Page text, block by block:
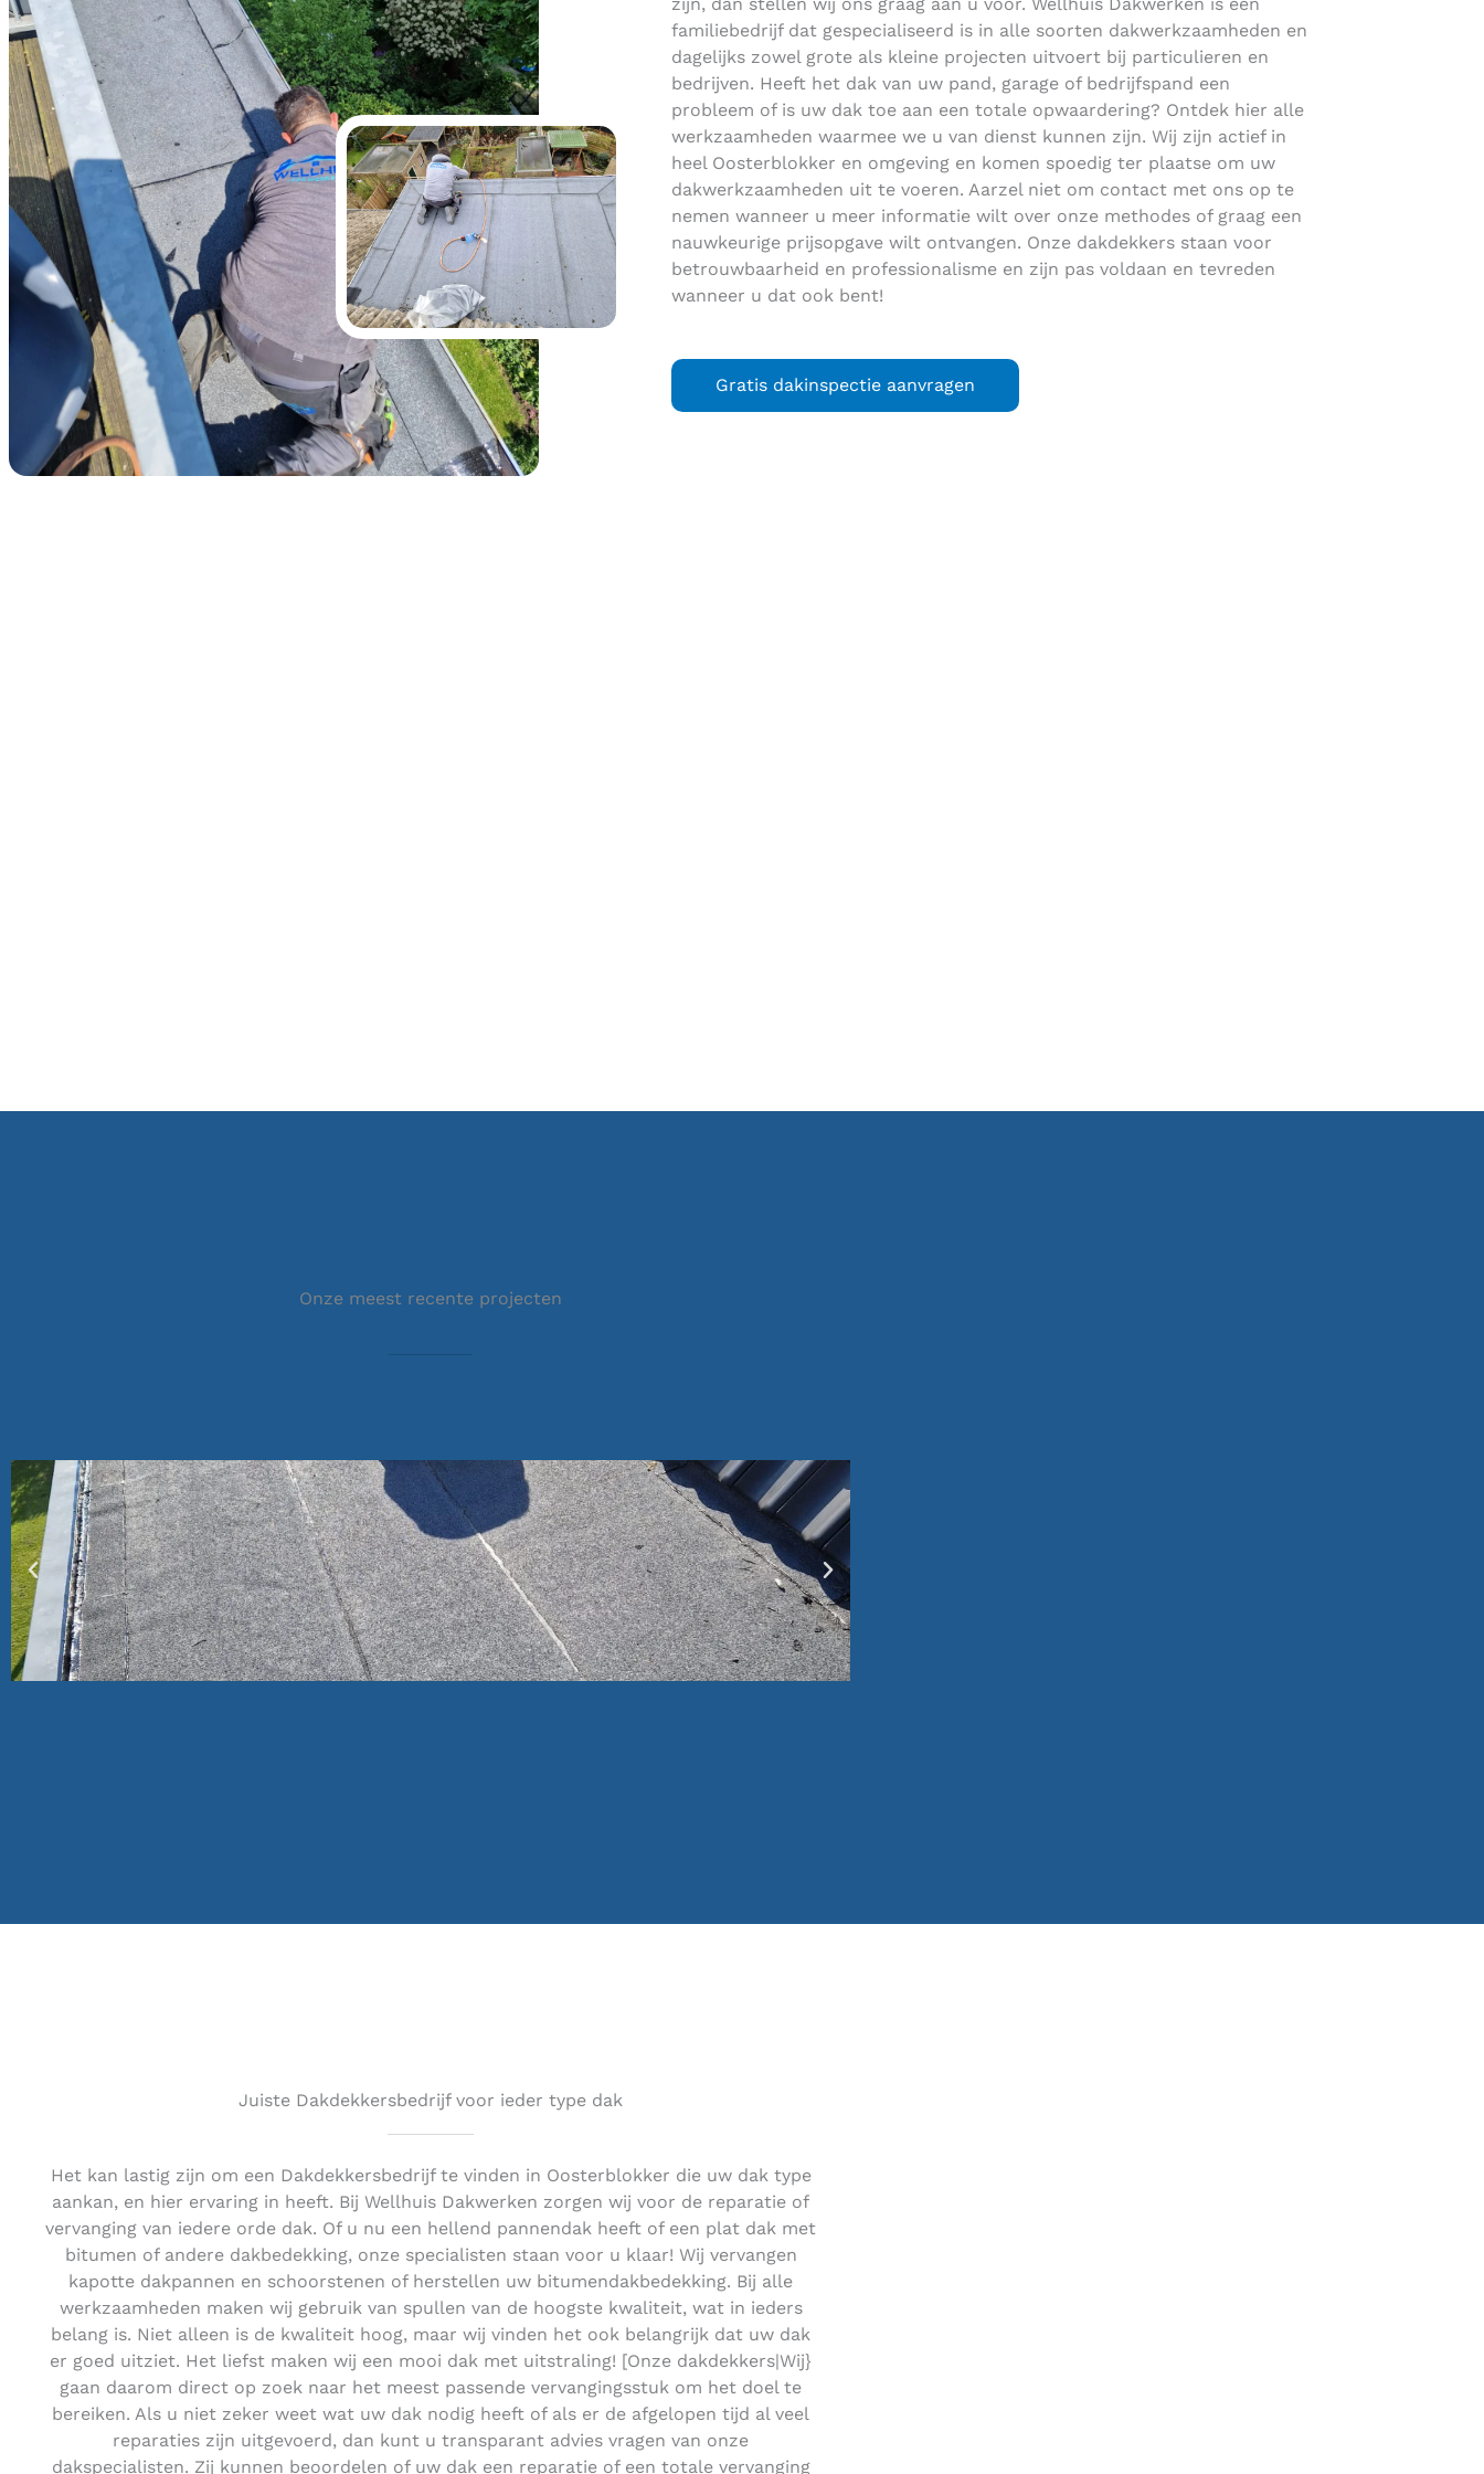
familiebedrijf dat gespecialiseerd is in alle soorten dakwerkzaamheden en
dagelijks zowel grote als kleine projecten uitvoert bij particulieren en
bedrijven. Heeft het dak van uw pand, garage of bedrijfspand een
probleem of is uw dak toe aan een totale opwaardering? Ontdek hier alle
werkzaamheden waarmee we u van dienst kunnen zijn. Wij zijn actief in
heel Oosterblokker en omgeving en komen spoedig ter plaatse om uw
dakwerkzaamheden uit te voeren. Aarzel niet om contact met ons op te
nemen wanneer u meer informatie wilt over onze methodes of graag een
nauwkeurige prijsopgave wilt ontvangen. Onze dakdekkers staan voor
betrouwbaarheid en professionalisme en zijn pas voldaan en tevreden
wanneer u dat ook bent!
Gratis dakinspectie aanvragen
Onze meest recente projecten
Juiste Dakdekkersbedrijf voor ieder type dak
Het kan lastig zijn om een Dakdekkersbedrijf te vinden in Oosterblokker die uw dak type
aankan, en hier ervaring in heeft. Bij Wellhuis Dakwerken zorgen wij voor de reparatie of
vervanging van iedere orde dak. Of u nu een hellend pannendak heeft of een plat dak met
bitumen of andere dakbedekking, onze specialisten staan voor u klaar! Wij vervangen
kapotte dakpannen en schoorstenen of herstellen uw bitumendakbedekking. Bij alle
werkzaamheden maken wij gebruik van spullen van de hoogste kwaliteit, wat in ieders
belang is. Niet alleen is de kwaliteit hoog, maar wij vinden het ook belangrijk dat uw dak
er goed uitziet. Het liefst maken wij een mooi dak met uitstraling! [Onze dakdekkers|Wij}
gaan daarom direct op zoek naar het meest passende vervangingsstuk om het doel te
bereiken. Als u niet zeker weet wat uw dak nodig heeft of als er de afgelopen tijd al veel
reparaties zijn uitgevoerd, dan kunt u transparant advies vragen van onze
dakspecialisten. Zij kunnen beoordelen of uw dak een reparatie of een totale vervanging